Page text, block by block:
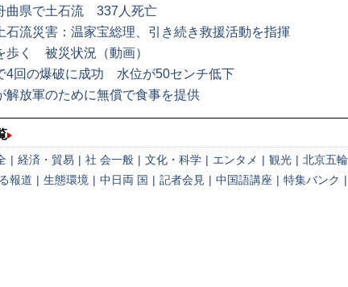
曲県で土石流 337人死亡
石流災害：温家宝総理、引き続き救援活動を指揮
歩く 被災状況（動画）
4回の爆破に成功 水位が50センチ低下
解放軍のために無償で食事を提供
| 経済・貿易 | 社 会一般 | 文化・科学 | エンタメ | 観光 | 北京五輪
報道 | 生態環境 | 中日両 国 | 記者会見 | 中国語講座 | 特集バンク |